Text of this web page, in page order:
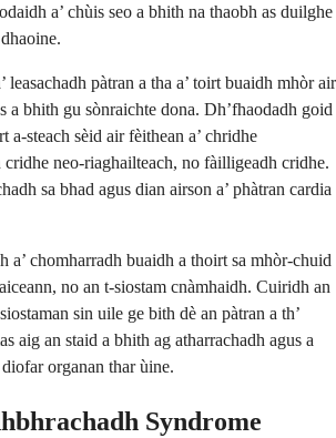
a’ chùis seo a bhith na thaobh as duilghe
leasachadh pàtran a tha a’ toirt buaidh mhòr air
a bhith gu sònraichte dona. Dh’fhaodadh goid
a-steach sèid air fèithean a’ chridhe
neo-riaghailteach, no fàilligeadh cridhe.
sa bhad agus dian airson a’ phàtran cardia
a’ chomharradh buaidh a thoirt sa mhòr-chuid
no an t-siostam cnàmhaidh. Cuiridh an
sin uile ge bith dè an pàtran a th’
aig an staid a bhith ag atharrachadh agus a
organan thar ùine.
Syndrome